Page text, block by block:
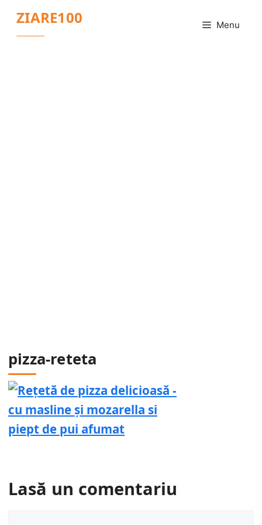
conținut
ZIARE100 Menu
pizza-reteta
Lasă un comentariu